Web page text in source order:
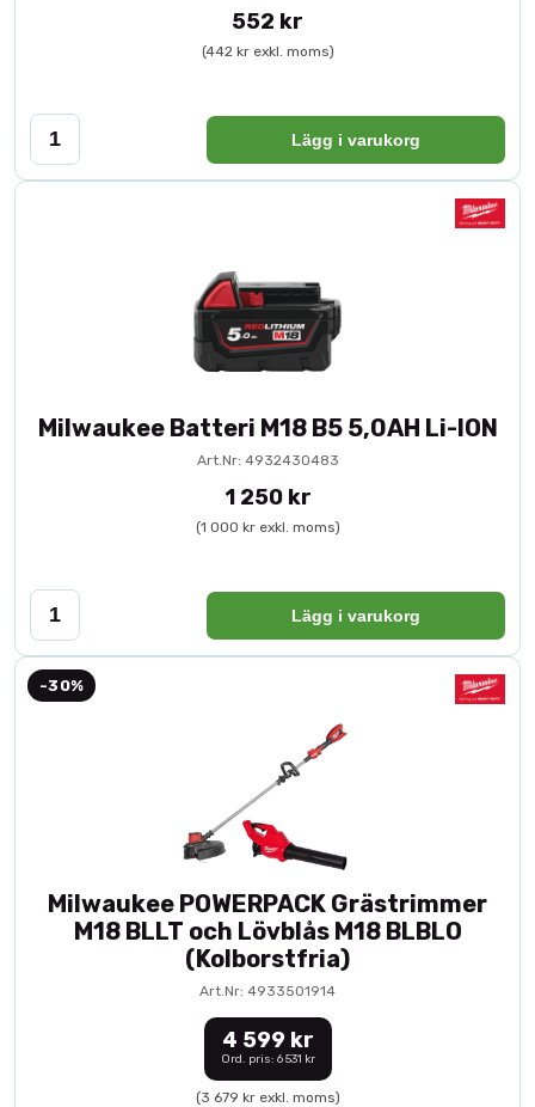
552 kr
(442 kr exkl. moms)
Lägg i varukorg
Milwaukee Batteri M18 B5 5,0AH Li-ION
Art.Nr: 4932430483
1 250 kr
(1 000 kr exkl. moms)
Lägg i varukorg
-30%
Milwaukee POWERPACK Grästrimmer
M18 BLLT och Lövblås M18 BLBLO
(Kolborstfria)
Art.Nr: 4933501914
4 599 kr
Ord. pris: 6 531 kr
(3 679 kr exkl. moms)